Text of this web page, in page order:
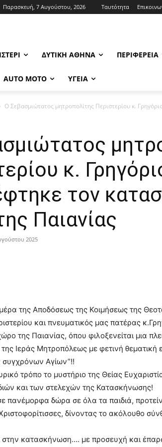
Παρασκευή, 7 Αυγούστου, 2026 Ταυτότητα
ΔΥΤΙΚΉ ΑΘΉΝΑ ΠΕΡΙΦΈΡΕΙΑ
AUTO MOTO ΥΓΕΊΑ
Ο Σεβασμιώτατος μητροπολίτης Περιστερίου κ.
κ.
τον
Παιανίας
2025
της Αποδόσεως της Κοιμήσεως της
και πνευματικός μας πατέρας
της Παιανίας, όπου φιλοξενείται μια
Ιεράς Μητροπόλεως με φετινή θεματική
Αγίων”!!
τρόπο το μυστήριο της Θείας
και των στελεχών της Κατασκήνωσης!
πανέμορφα δώρα σε όλα τα παιδιά,
δίνοντας το ακόλουθο
στην κατασκήνωση…. με προσευχή και